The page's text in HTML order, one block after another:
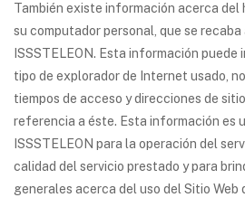
También existe información acerca
su computador personal, que se
ISSSTELEON. Esta información puede
tipo de explorador de Internet usado,
tiempos de acceso y direcciones de
referencia a éste. Esta información es
ISSSTELEON para la operación del
calidad del servicio prestado y para
generales acerca del uso del Sitio Web